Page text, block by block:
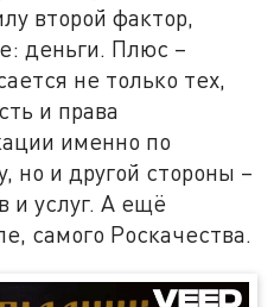
второй фактор,
деньги. Плюс –
не только тех,
и права
именно по
но и другой стороны –
и услуг. А ещё
самого Роскачества.